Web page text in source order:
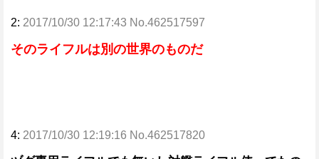
2: 2017/10/30 12:17:43 No.462517597
そのライフルは別の世界のものだ
4: 2017/10/30 12:19:16 No.462517820